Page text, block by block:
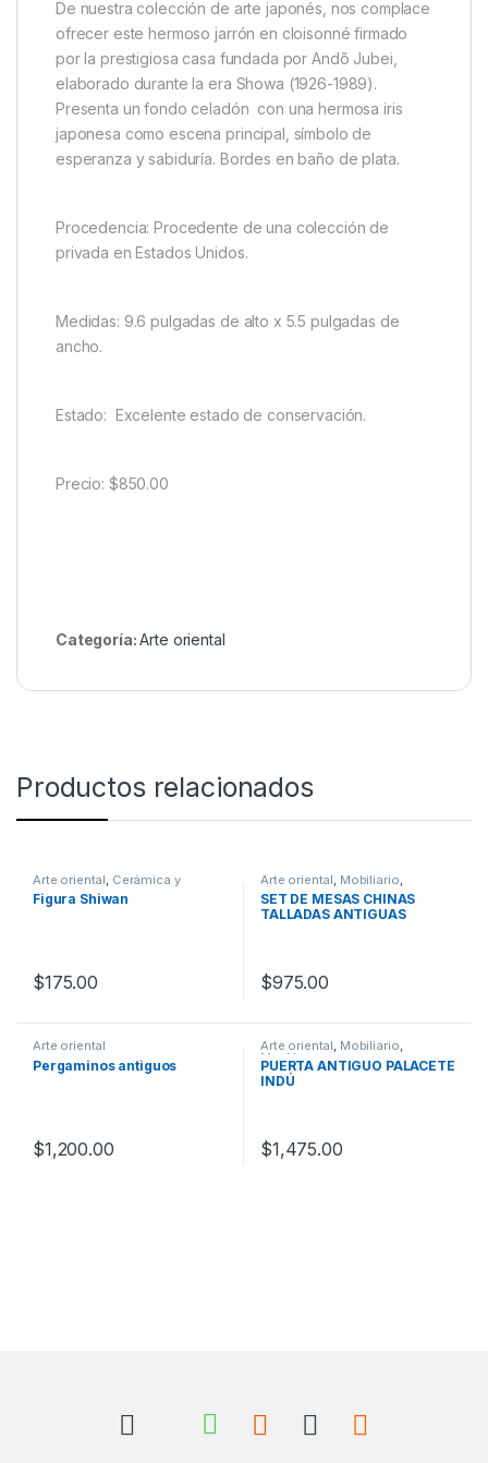
De nuestra colección de arte japonés, nos complace
ofrecer este hermoso jarrón en cloisonné firmado
por la prestigiosa casa fundada por Andõ Jubei,
elaborado durante la era Showa (1926-1989).
Presenta un fondo celadón con una hermosa iris
japonesa como escena principal, símbolo de
esperanza y sabiduría. Bordes en baño de plata.
Procedencia: Procedente de una colección de
privada en Estados Unidos.
Medidas: 9.6 pulgadas de alto x 5.5 pulgadas de
ancho.
Estado: Excelente estado de conservación.
Precio: $850.00
Categoría:Arte oriental
Productos relacionados
Arte oriental Cerámica y
porcelana
Figura Shiwan
$175.00
Arte oriental Mobiliario
Muebles
SET DE MESAS CHINAS
TALLADAS ANTIGUAS
$975.00
Arte oriental
Pergaminos antiguos
$1,200.00
Arte oriental, Mobiliario,
Muebles
PUERTA ANTIGUO PALACETE
INDÚ
$1,475.00